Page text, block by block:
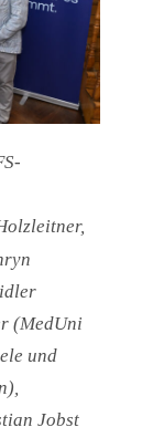
(MedUni
und
Jobst